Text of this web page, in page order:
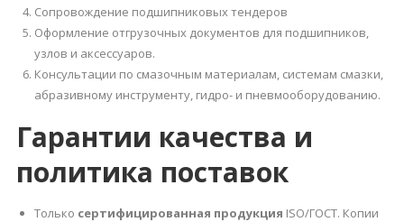
Сопровождение подшипниковых тендеров
Оформление отгрузочных документов для подшипников,
узлов и аксессуаров.
Консультации по смазочным материалам, системам смазки,
абразивному инструменту, гидро- и пневмооборудованию.
Гарантии качества и
политика поставок
Только сертифицированная продукция ISO/ГОСТ. Копии